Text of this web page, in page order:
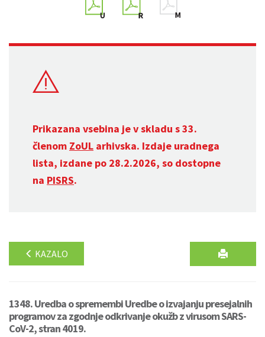
Prikazana vsebina je v skladu s 33.
členom ZoUL arhivska. Izdaje uradnega
lista, izdane po 28.2.2026, so dostopne
na PISRS.
KAZALO
1348. Uredba o spremembi Uredbe o izvajanju presejalnih
programov za zgodnje odkrivanje okužb z virusom SARS-
CoV-2, stran 4019.